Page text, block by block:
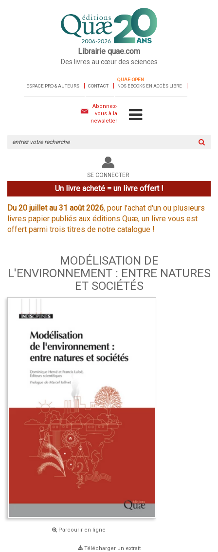
Librairie quae.com
Des livres au cœur des sciences
ESPACE PRO & AUTEURS CONTACT
QUAE-OPEN
NOS EBOOKS EN ACCÈS LIBRE
Abonnez-
vous à la
newsletter
le
site
SE CONNECTER
Un livre acheté = un livre offert !
Du 20 juillet au 31 août 2026, pour l'achat d'un ou plusieurs
livres papier publiés aux éditions Quæ, un livre vous est
offert parmi trois titres de notre catalogue !
MODÉLISATION DE
L'ENVIRONNEMENT : ENTRE NATURES
ET SOCIÉTÉS
Parcourir en ligne
Télécharger un extrait